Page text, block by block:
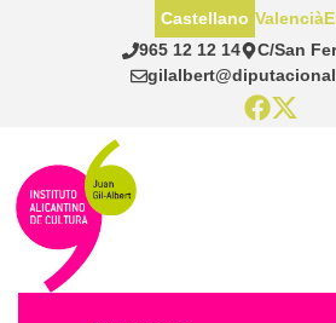
965 12 12 14
C/San
Castellano Valencià